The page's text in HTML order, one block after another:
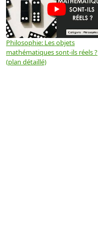
Philosophie: Les objets
mathématiques sont-ils réels ?
(plan détaillé)